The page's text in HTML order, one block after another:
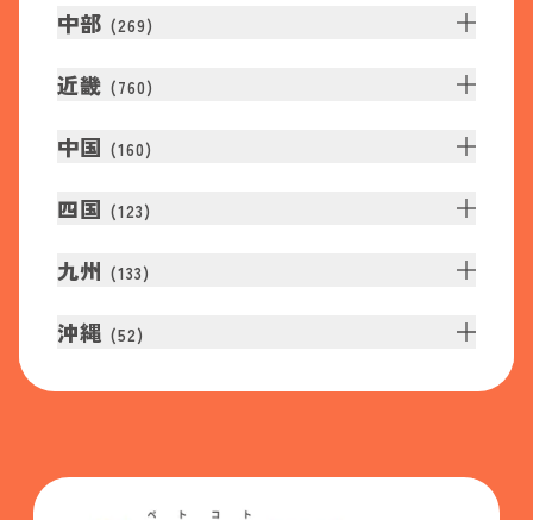
中部 (269)
近畿 (760)
中国 (160)
四国 (123)
九州 (133)
沖縄 (52)